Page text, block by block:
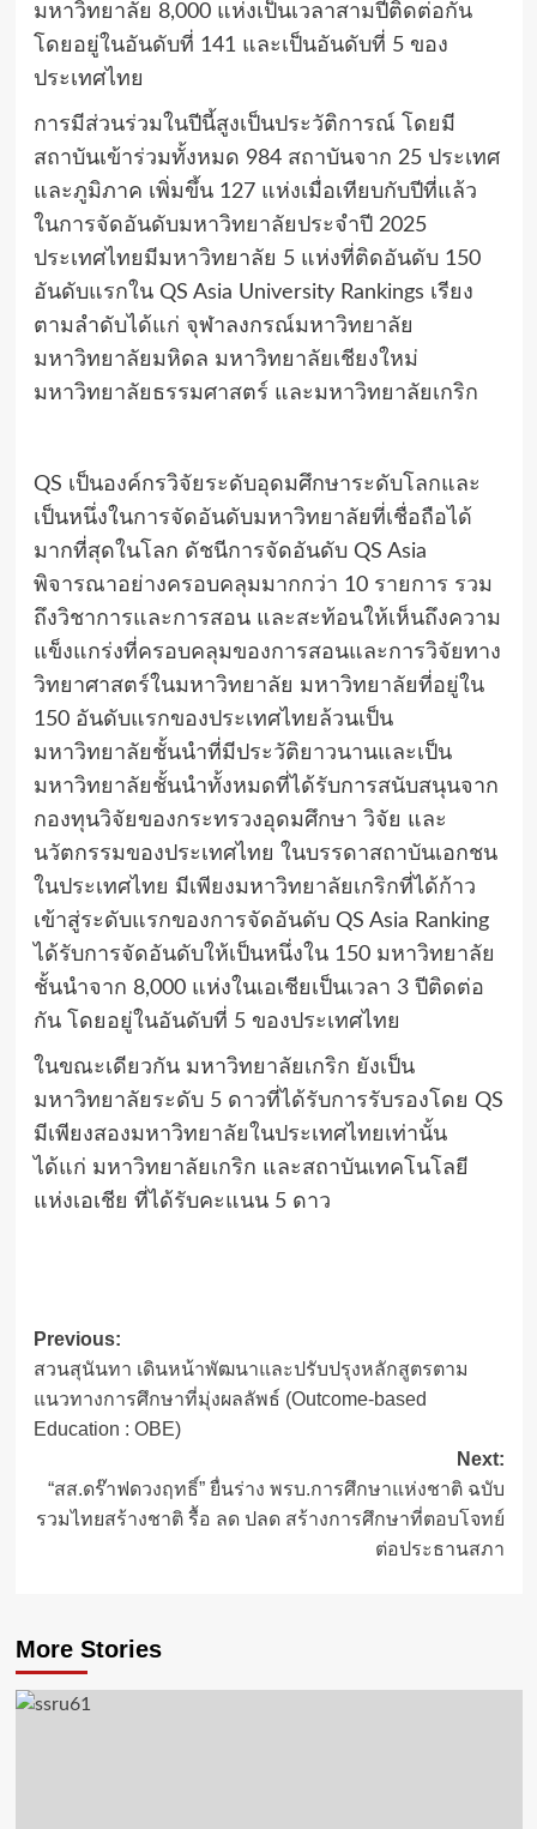
มหาวิทยาลัย 8,000 แห่งเป็นเวลาสามปีติดต่อกัน
โดยอยู่ในอันดับที่ 141 และเป็นอันดับที่ 5 ของ
ประเทศไทย
การมีส่วนร่วมในปีนี้สูงเป็นประวัติการณ์ โดยมี
สถาบันเข้าร่วมทั้งหมด 984 สถาบันจาก 25 ประเทศ
และภูมิภาค เพิ่มขึ้น 127 แห่งเมื่อเทียบกับปีที่แล้ว
ในการจัดอันดับมหาวิทยาลัยประจำปี 2025
ประเทศไทยมีมหาวิทยาลัย 5 แห่งที่ติดอันดับ 150
อันดับแรกใน QS Asia University Rankings เรียง
ตามลำดับได้แก่ จุฬาลงกรณ์มหาวิทยาลัย
มหาวิทยาลัยมหิดล มหาวิทยาลัยเชียงใหม่
มหาวิทยาลัยธรรมศาสตร์ และมหาวิทยาลัยเกริก
QS เป็นองค์กรวิจัยระดับอุดมศึกษาระดับโลกและ
เป็นหนึ่งในการจัดอันดับมหาวิทยาลัยที่เชื่อถือได้
มากที่สุดในโลก ดัชนีการจัดอันดับ QS Asia
พิจารณาอย่างครอบคลุมมากกว่า 10 รายการ รวม
ถึงวิชาการและการสอน และสะท้อนให้เห็นถึงความ
แข็งแกร่งที่ครอบคลุมของการสอนและการวิจัยทาง
วิทยาศาสตร์ในมหาวิทยาลัย มหาวิทยาลัยที่อยู่ใน
150 อันดับแรกของประเทศไทยล้วนเป็น
มหาวิทยาลัยชั้นนำที่มีประวัติยาวนานและเป็น
มหาวิทยาลัยชั้นนำทั้งหมดที่ได้รับการสนับสนุนจาก
กองทุนวิจัยของกระทรวงอุดมศึกษา วิจัย และ
นวัตกรรมของประเทศไทย ในบรรดาสถาบันเอกชน
ในประเทศไทย มีเพียงมหาวิทยาลัยเกริกที่ได้ก้าว
เข้าสู่ระดับแรกของการจัดอันดับ QS Asia Ranking
ได้รับการจัดอันดับให้เป็นหนึ่งใน 150 มหาวิทยาลัย
ชั้นนำจาก 8,000 แห่งในเอเชียเป็นเวลา 3 ปีติดต่อ
กัน โดยอยู่ในอันดับที่ 5 ของประเทศไทย
ในขณะเดียวกัน มหาวิทยาลัยเกริก ยังเป็น
มหาวิทยาลัยระดับ 5 ดาวที่ได้รับการรับรองโดย QS
มีเพียงสองมหาวิทยาลัยในประเทศไทยเท่านั้น
ได้แก่ มหาวิทยาลัยเกริก และสถาบันเทคโนโลยี
แห่งเอเชีย ที่ได้รับคะแนน 5 ดาว
Post
navigation
Previous:
สวนสุนันทา เดินหน้าพัฒนาและปรับปรุงหลักสูตรตาม
แนวทางการศึกษาที่มุ่งผลลัพธ์ (Outcome-based
Education : OBE)
Next:
“สส.ดร๊าฟดวงฤทธิ์” ยื่นร่าง พรบ.การศึกษาแห่งชาติ ฉบับ
รวมไทยสร้างชาติ รื้อ ลด ปลด สร้างการศึกษาที่ตอบโจทย์
ต่อประธานสภา
More Stories